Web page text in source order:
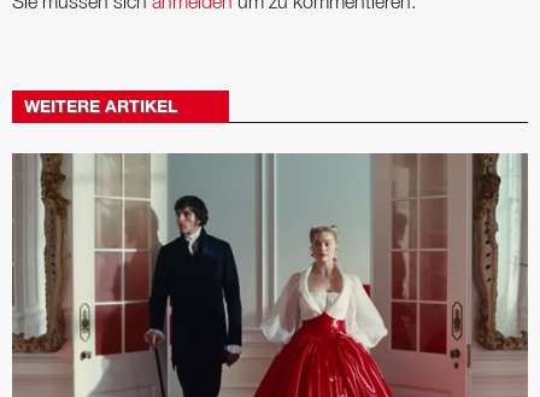
Sie müssen sich anmelden um zu kommentieren.
WEITERE ARTIKEL